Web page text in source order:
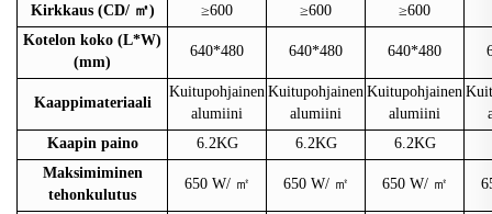
Kirkkaus (CD/ ㎡) ≥600 ≥600
≥600
Kotelon koko (L*W)
(mm)
640*480 640*480 640*480
Kaappimateriaali
Kuitupohjainen
alumiini
Kuitupohjainen
alumiini
Kuitupohjainen
alumiini
Kaapin paino
6.2KG 6.2KG
6.2KG
Maksimiminen
tehonkulutus
650 W/ ㎡ 650 W/ ㎡ 650 W/ ㎡